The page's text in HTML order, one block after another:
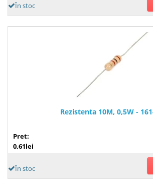
În stoc
Rezistenta 10M, 0,5W -
Pret:
0,61lei
În stoc